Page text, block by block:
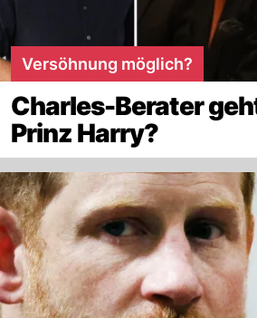
Versöhnung möglich?
Charles-Berater
Prinz Harry?